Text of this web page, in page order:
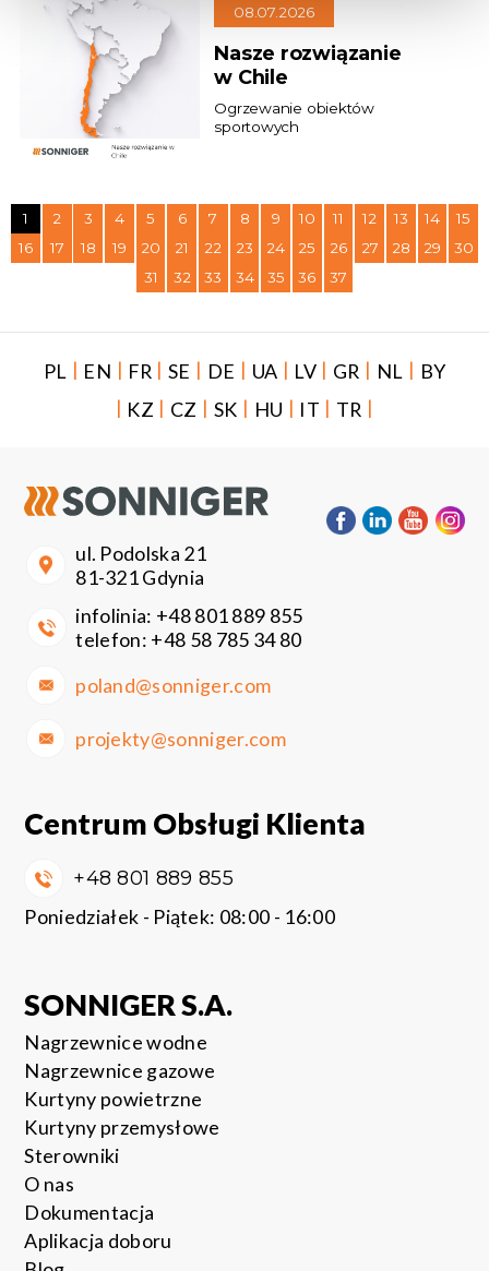
08.07.2026
Nasze rozwiązanie
w Chile
Ogrzewanie obiektów
sportowych
1 2 3 4 5 6 7 8 9 10 11 12 13 14
15
16
17 18 19 20 21 22 23 24 25 26 27 28 29
30
31
32 33 34 35 36 37
PL | EN | FR | SE | DE | UA | LV | GR | NL | BY
| KZ | CZ | SK | HU | IT | TR |
ul. Podolska 21
81-321 Gdynia
infolinia: +48 801 889 855
telefon: +48 58 785 34 80
poland@sonniger.com
projekty@sonniger.com
SONNIGER S.A.
Nagrzewnice wodne
Nagrzewnice gazowe
Kurtyny powietrzne
Kurtyny przemysłowe
Sterowniki
O nas
Dokumentacja
Aplikacja doboru
Centrum Obsługi Klienta
+48 801 889 855
Poniedziałek - Piątek: 08:00 - 16:00